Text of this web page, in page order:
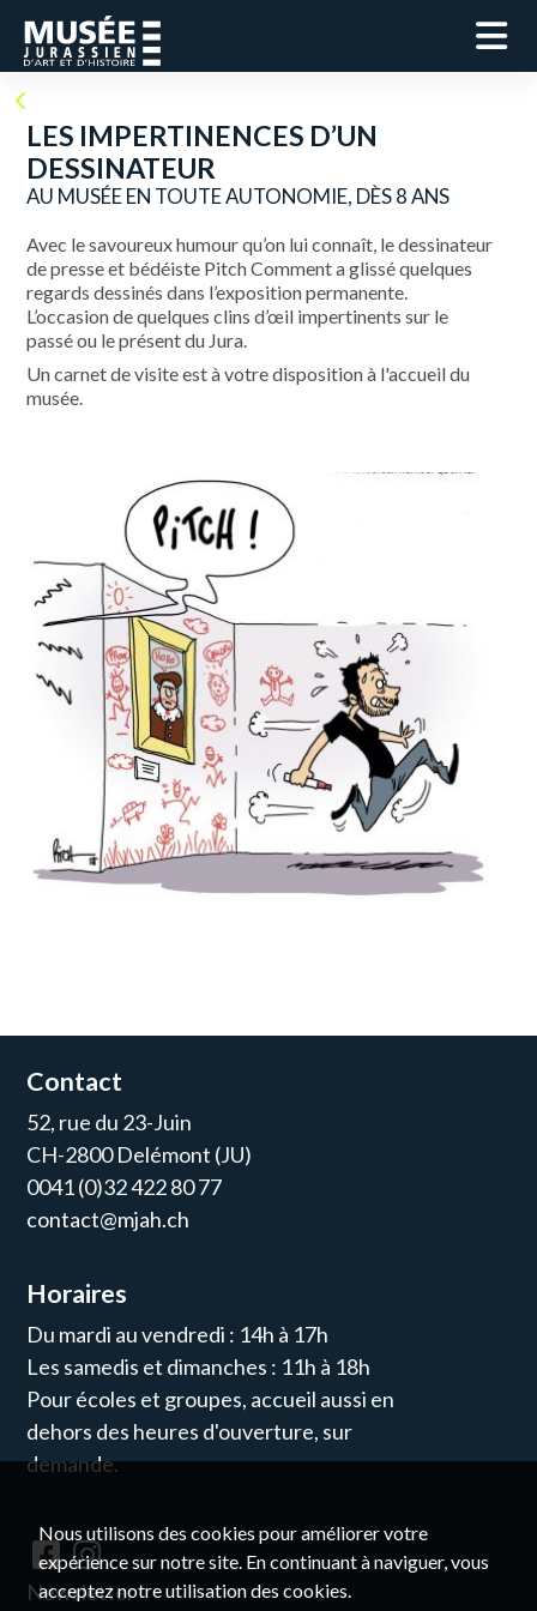
LES IMPERTINENCES D’UN
DESSINATEUR
AU MUSÉE EN TOUTE AUTONOMIE, DÈS 8 ANS
Avec le savoureux humour qu’on lui connaît, le dessinateur
de presse et bédéiste Pitch Comment a glissé quelques
regards dessinés dans l’exposition permanente.
L’occasion de quelques clins d’œil impertinents sur le
passé ou le présent du Jura.
Un carnet de visite est à votre disposition à l'accueil du
musée.
Contact
52, rue du 23-Juin
CH-2800 Delémont (JU)
0041 (0)32 422 80 77
contact@mjah.ch
Horaires
Du mardi au vendredi : 14h à 17h
Les samedis et dimanches : 11h à 18h
Pour écoles et groupes, accueil aussi en
dehors des heures d'ouverture, sur
demande.
Newsletter
Nous utilisons des cookies pour améliorer votre
expérience sur notre site. En continuant à naviguer, vous
acceptez notre utilisation des cookies.